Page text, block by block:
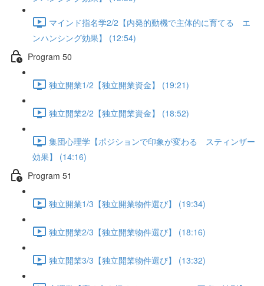
マインド指名学2/2【内発的動機で主体的に育てる エ
ンハンシング効果】 (12:54)
Program 50
独立開業1/2【独立開業資金】 (19:21)
独立開業2/2【独立開業資金】 (18:52)
集団心理学【ポジションで印象が変わる スティンザー
効果】 (14:16)
Program 51
独立開業1/3【独立開業物件選び】 (19:34)
独立開業2/3【独立開業物件選び】 (18:16)
独立開業3/3【独立開業物件選び】 (13:32)